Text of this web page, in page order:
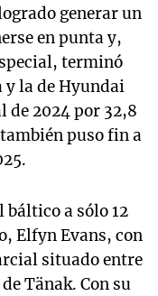
generar un
en punta y,
terminó
la de Hyundai
de 2024 por 32,8
puso fin a
a sólo 12
Elfyn Evans, con
situado entre
Tänak. Con su